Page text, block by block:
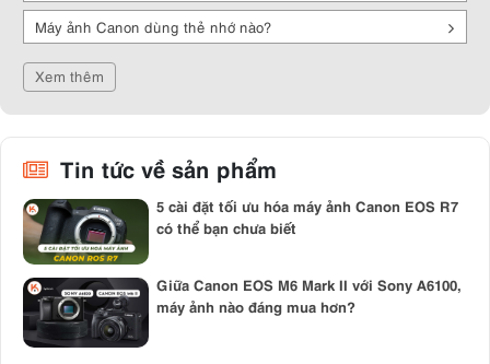
❌ Nhược điểm
Một số dòng DSLR khá nặng, không gọn như mirrorless.
Máy ảnh Canon full-frame
3. Các dòng máy chụp hình Canon phổ
biến
3.1. Canon DSLR
Cho người mới bắt đầu
Bán chuyên: EOS 90D, EOS 850D (cảm biến crop, 32.5MP, quay
4K).
Chuyên nghiệp
Máy ảnh Canon dùng thẻ nhớ nào?
Xem thêm
Tin tức về sản phẩm
5 cài đặt tối ưu hóa máy ảnh Canon EOS R7
có thể bạn chưa biết
Giữa Canon EOS M6 Mark II với Sony A6100,
máy ảnh nào đáng mua hơn?